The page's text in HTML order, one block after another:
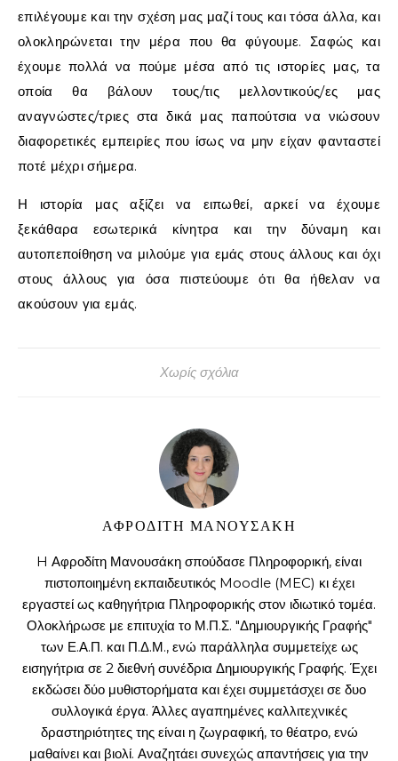
επιλέγουμε και την σχέση μας μαζί τους και τόσα άλλα, και
ολοκληρώνεται την μέρα που θα φύγουμε. Σαφώς και
έχουμε πολλά να πούμε μέσα από τις ιστορίες μας, τα
οποία θα βάλουν τους/τις μελλοντικούς/ες μας
αναγνώστες/τριες στα δικά μας παπούτσια να νιώσουν
διαφορετικές εμπειρίες που ίσως να μην είχαν φανταστεί
ποτέ μέχρι σήμερα.
Η ιστορία μας αξίζει να ειπωθεί, αρκεί να έχουμε
ξεκάθαρα εσωτερικά κίνητρα και την δύναμη και
αυτοπεποίθηση να μιλούμε για εμάς στους άλλους και όχι
στους άλλους για όσα πιστεύουμε ότι θα ήθελαν να
ακούσουν για εμάς.
Χωρίς σχόλια
ΑΦΡΟΔΙΤΗ ΜΑΝΟΥΣΑΚΗ
H Αφροδίτη Μανουσάκη σπούδασε Πληροφορική, είναι
πιστοποιημένη εκπαιδευτικός Moodle (MEC) κι έχει
εργαστεί ως καθηγήτρια Πληροφορικής στον ιδιωτικό τομέα.
Ολοκλήρωσε με επιτυχία το Μ.Π.Σ. "Δημιουργικής Γραφής"
των Ε.Α.Π. και Π.Δ.Μ., ενώ παράλληλα συμμετείχε ως
εισηγήτρια σε 2 διεθνή συνέδρια Δημιουργικής Γραφής. Έχει
εκδώσει δύο μυθιστορήματα και έχει συμμετάσχει σε δυο
συλλογικά έργα. Άλλες αγαπημένες καλλιτεχνικές
δραστηριότητες της είναι η ζωγραφική, το θέατρο, ενώ
μαθαίνει και βιολί. Αναζητάει συνεχώς απαντήσεις για την